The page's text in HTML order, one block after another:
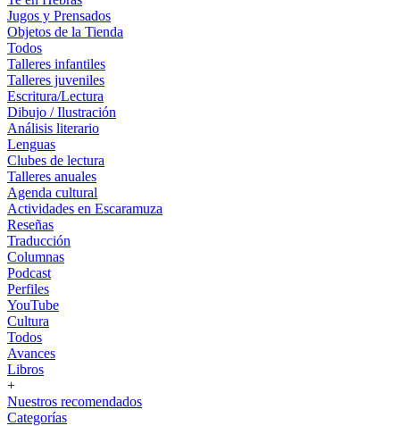
Jugos y Prensados
Objetos de la Tienda
Todos
Talleres infantiles
Talleres juveniles
Escritura/Lectura
Dibujo / Ilustración
Análisis literario
Lenguas
Clubes de lectura
Talleres anuales
Agenda cultural
Actividades en Escaramuza
Reseñas
Traducción
Columnas
Podcast
Perfiles
YouTube
Cultura
Todos
Avances
Libros
+
Nuestros recomendados
Categorías